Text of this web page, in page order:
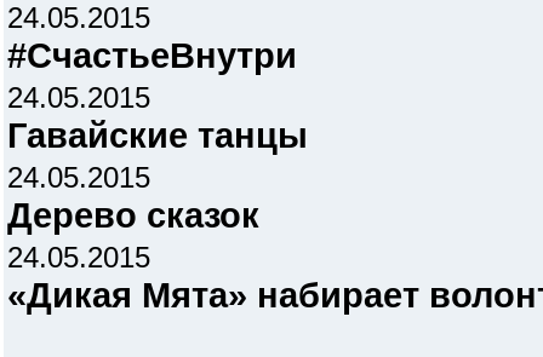
24.05.2015
#СчастьеВнутри
24.05.2015
Гавайские танцы
24.05.2015
Дерево сказок
24.05.2015
«Дикая Мята» набирает